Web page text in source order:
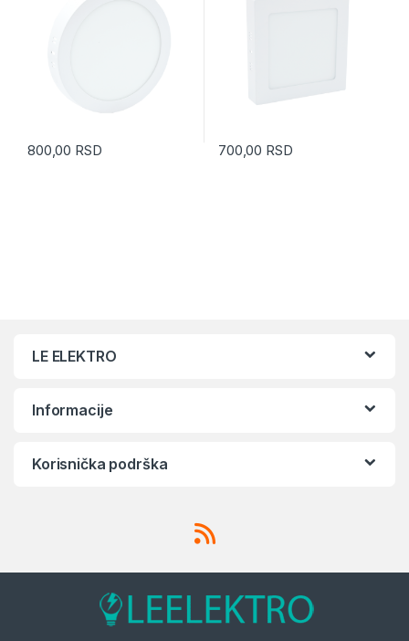
800,00 RSD 700,00 RSD
LE ELEKTRO
Informacije
Korisnička podrška